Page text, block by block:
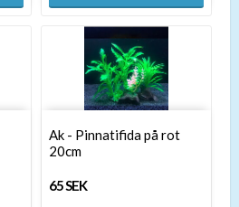
Ak - Pinnatifida på rot
20cm
65 SEK